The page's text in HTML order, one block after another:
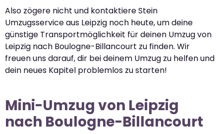
Also zögere nicht und kontaktiere Stein
Umzugsservice aus Leipzig noch heute, um deine
günstige Transportmöglichkeit für deinen Umzug von
Leipzig nach Boulogne-Billancourt zu finden. Wir
freuen uns darauf, dir bei deinem Umzug zu helfen und
dein neues Kapitel problemlos zu starten!
Mini-Umzug von Leipzig
nach Boulogne-Billancourt